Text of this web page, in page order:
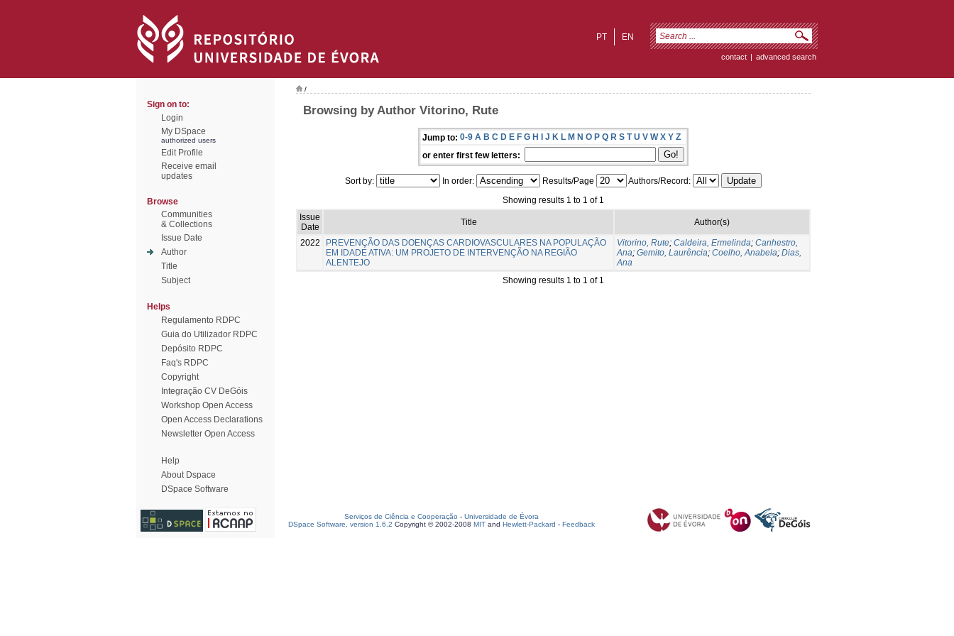
EN
PT
contact | advanced search
Sign on to:
Login
My DSpace
authorized users
Edit Profile
Receive email
updates
Browse
Communities
& Collections
Issue Date
Author
Title
Subject
Helps
Regulamento RDPC
Guia do Utilizador RDPC
Depósito RDPC
Faq's RDPC
Copyright
Integração CV DeGóis
Workshop Open Access
Open Access Declarations
Newsletter Open Access
Help
About Dspace
DSpace Software
/
Browsing by Author Vitorino, Rute
Jump to: 0-9 A B C D E F G H I J K L M N O P Q R S T U V W X Y Z
or enter first few letters:
Sort by: In order: Results/Page
Authors/Record:
Showing results 1 to 1 of 1
Issue
Date
Title Author(s)
2022
PREVENÇÃO DAS DOENÇAS CARDIOVASCULARES NA POPULAÇÃO
EM IDADE ATIVA: UM PROJETO DE INTERVENÇÃO NA REGIÃO
ALENTEJO
Vitorino, Rute; Caldeira, Ermelinda; Canhestro,
Ana; Gemito, Laurência; Coelho, Anabela; Dias,
Ana
Showing results 1 to 1 of 1
Serviços de Ciência e Cooperação - Universidade de Évora
DSpace Software, version 1.6.2 Copyright © 2002-2008 MIT and Hewlett-Packard - Feedback